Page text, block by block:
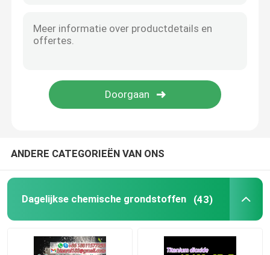
Glaslaboratoriumflessen
Laboratoriumfunnels
ANDERE CATEGORIEËN VAN ONS
Dagelijkse chemische grondstoffen (43)